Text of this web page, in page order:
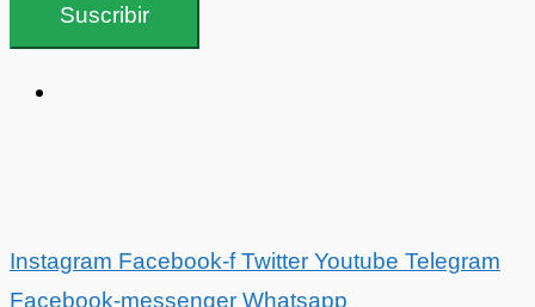
Suscribir
Instagram Facebook-f Twitter Youtube Telegram
Facebook-messenger Whatsapp